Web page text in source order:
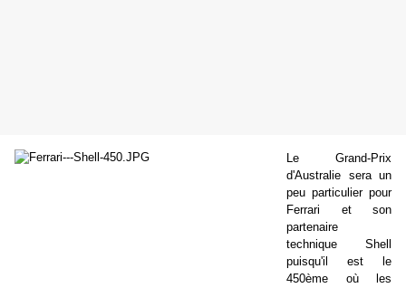
Le Grand-Prix
d'Australie sera un
peu particulier pour
Ferrari et son
partenaire
technique Shell
puisqu'il est le
450ème où les